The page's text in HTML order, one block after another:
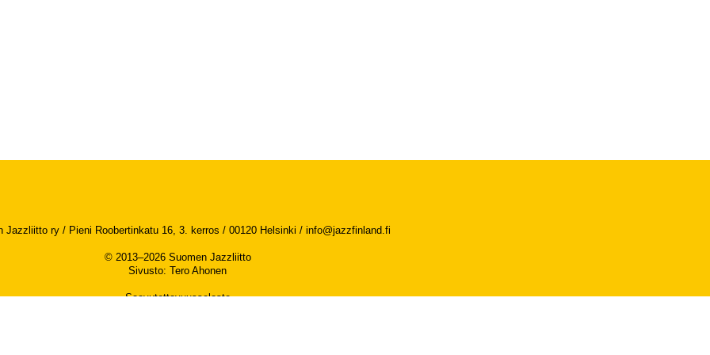
Jazzliitto ry / Pieni Roobertinkatu 16, 3. kerros / 00120 Helsinki / info@jazzfinland.fi
© 2013–2026 Suomen Jazzliitto
Sivusto: Tero Ahonen
Saavutettavuusseloste